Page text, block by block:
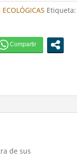
Etiqueta:
de sus